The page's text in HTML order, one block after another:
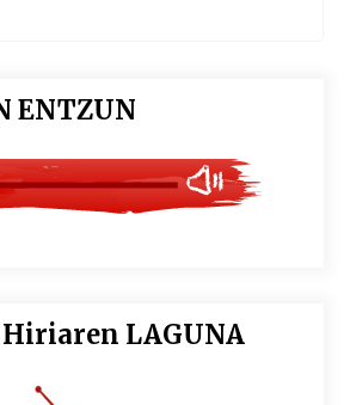
ENTZUN
LAGUNA